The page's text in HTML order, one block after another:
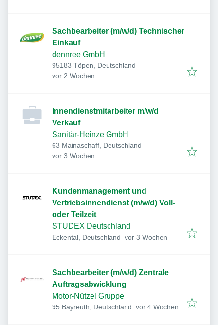
Sachbearbeiter (m/w/d) Technischer
Einkauf
dennree GmbH
95183 Töpen, Deutschland
Veröffentlicht:
vor 2 Wochen
Innendienstmitarbeiter m/w/d
Verkauf
Sanitär-Heinze GmbH
63 Mainaschaff, Deutschland
Veröffentlicht:
vor 3 Wochen
Kundenmanagement und
Vertriebsinnendienst (m/w/d) Voll-
oder Teilzeit
STUDEX Deutschland
Eckental, Deutschland Veröffentlicht:
vor 3 Wochen
Sachbearbeiter (m/w/d) Zentrale
Auftragsabwicklung
Motor-Nützel Gruppe
95 Bayreuth, Deutschland Veröffentlicht:
vor 4 Wochen